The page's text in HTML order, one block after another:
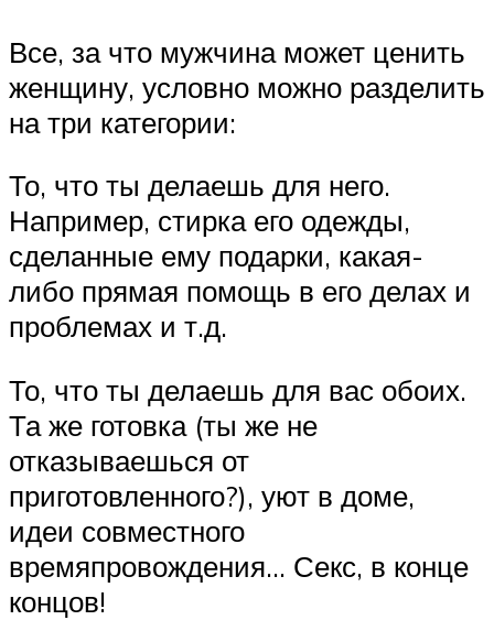
Все, за что мужчина может ценить
женщину, условно можно разделить
на три категории:
То, что ты делаешь для него.
Например, стирка его одежды,
сделанные ему подарки, какая-
либо прямая помощь в его делах и
проблемах и т.д.
То, что ты делаешь для вас обоих.
Та же готовка (ты же не
отказываешься от
приготовленного?), уют в доме,
идеи совместного
времяпровождения… Секс, в конце
концов!